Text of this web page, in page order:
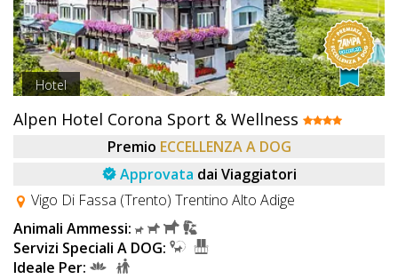
Hotel
Alpen Hotel Corona Sport & Wellness
Premio ECCELLENZA A DOG
Approvata dai Viaggiatori
Vigo Di Fassa (Trento) Trentino Alto Adige
Animali Ammessi:
Servizi Speciali A DOG:
Ideale Per: